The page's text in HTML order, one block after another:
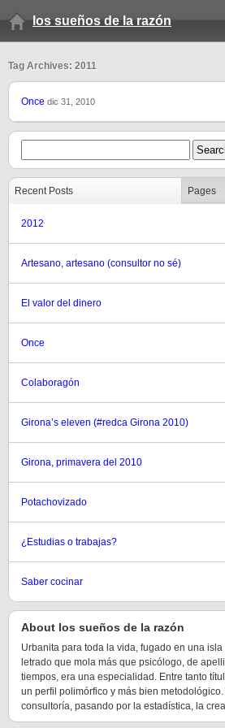
los sueños de la razón
Tag Archives: 2011
Once dic 31, 2010
Recent Posts Pages
2012
Artesano, artesano (consultor no sé)
El valor del dinero
Once
Colaboragón
Girona’s eleven (#redca Girona 2010)
Girona, primavera del 2010
Potachovizado
¿Estudias o trabajas?
Saber cocinar
About los sueños de la razón
Urbanita para toda la vida, fugado en una
letrado que mola más que psicólogo, de
tiempos, era una especialidad. Entre tanto
un perfil polimórfico y más bien
consultoría, pasando por la estadística, la